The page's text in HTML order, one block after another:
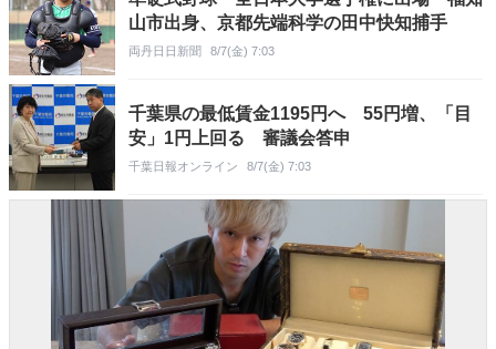
山市出身、京都先端科学の田中快知捕手
両丹日日新聞 8/7(金) 7:03
千葉県の最低賃金1195円へ 55円増、「目
安」1円上回る 審議会答申
千葉日報オンライン 8/7(金) 7:03